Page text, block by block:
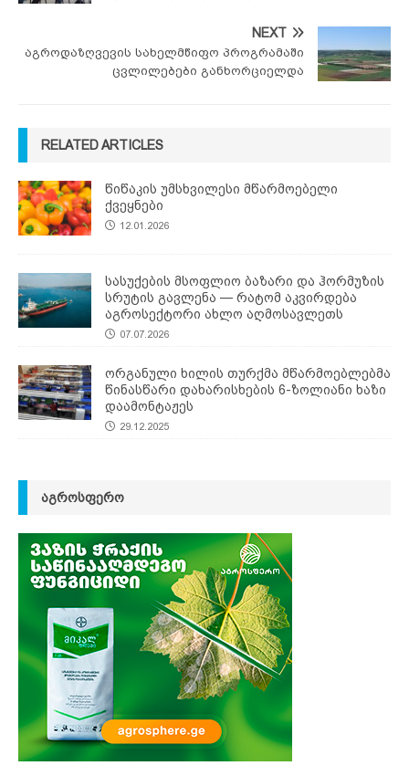
NEXT
აგროდაზღვევის სახელმწიფო პროგრამაში
ცვლილებები განხორციელდა
RELATED ARTICLES
წიწაკის უმსხვილესი მწარმოებელი
ქვეყნები
12.01.2026
სასუქების მსოფლიო ბაზარი და ჰორმუზის
სრუტის გავლენა — რატომ აკვირდება
აგროსექტორი ახლო აღმოსავლეთს
07.07.2026
ორგანული ხილის თურქმა მწარმოებლებმა
წინასწარი დახარისხების 6-ზოლიანი ხაზი
დაამონტაჟეს
29.12.2025
ᲐᲒᲠᲝᲡᲤᲔᲠᲝ